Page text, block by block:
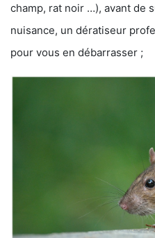
champ, rat noir …), avant de
nuisance, un dératiseur
pour vous en débarrasser ;